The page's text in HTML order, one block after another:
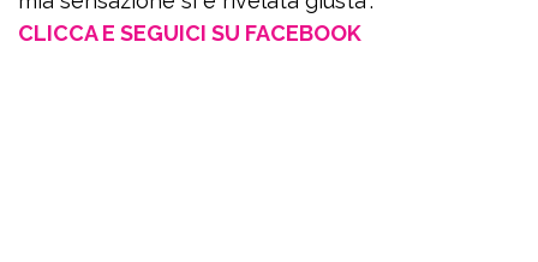
CLICCA E SEGUICI SU FACEBOOK